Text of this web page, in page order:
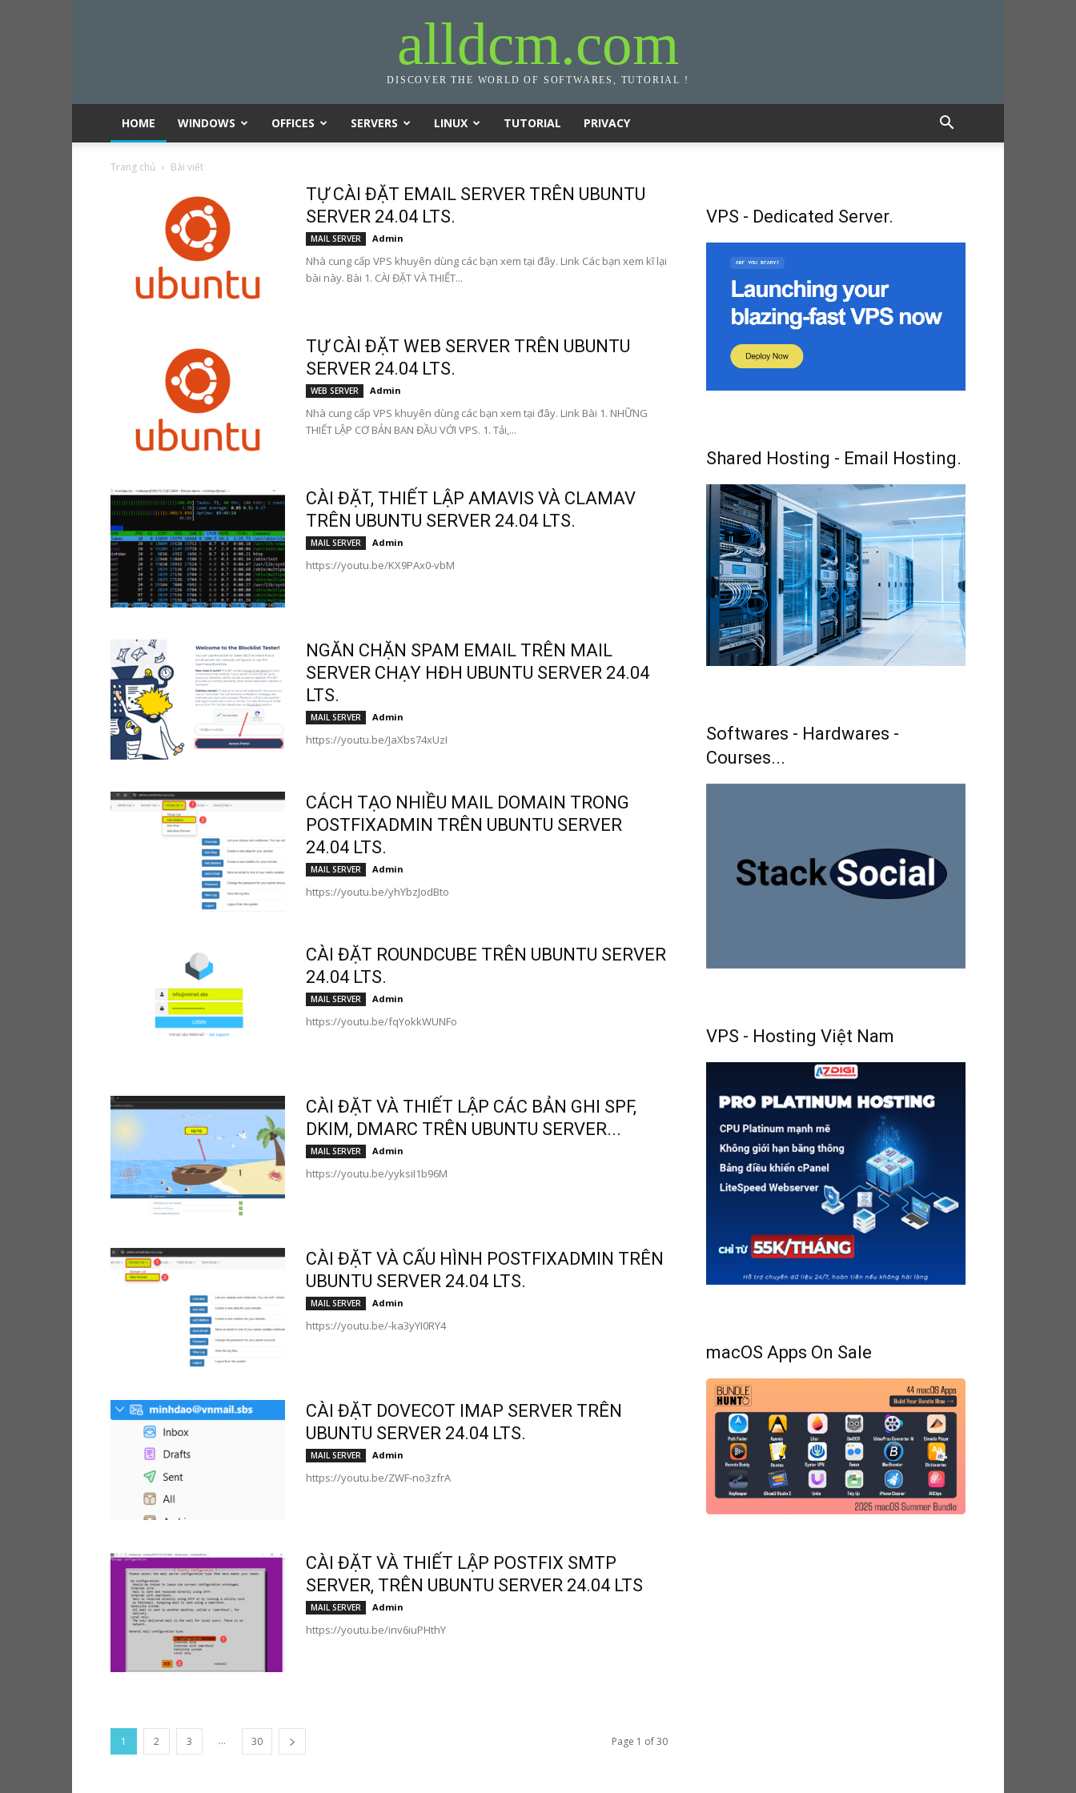
alldcm.com
DISCOVER THE WORLD OF SOFTWARES, TUTORIAL !
HOME WINDOWS OFFICES SERVERS LINUX TUTORIAL PRIVACY
Trang chủ Bài viết
TỰ CÀI ĐẶT EMAIL SERVER TRÊN UBUNTU
SERVER 24.04 LTS.
MAIL SERVER Admin
Nhà cung cấp VPS khuyên dùng các bạn xem tại đây. Link Các bạn xem kĩ lại
bài này. Bài 1. CÀI ĐẶT VÀ THIẾT...
TỰ CÀI ĐẶT WEB SERVER TRÊN UBUNTU
SERVER 24.04 LTS.
WEB SERVER Admin
Nhà cung cấp VPS khuyên dùng các bạn xem tại đây. Link Bài 1. NHỮNG
THIẾT LẬP CƠ BẢN BAN ĐẦU VỚI VPS. 1. Tải,...
CÀI ĐẶT, THIẾT LẬP AMAVIS VÀ CLAMAV
TRÊN UBUNTU SERVER 24.04 LTS.
MAIL SERVER Admin
https://youtu.be/KX9PAx0-vbM
NGĂN CHẶN SPAM EMAIL TRÊN MAIL
SERVER CHẠY HĐH UBUNTU SERVER 24.04
LTS.
MAIL SERVER Admin
https://youtu.be/JaXbs74xUzI
CÁCH TẠO NHIỀU MAIL DOMAIN TRONG
POSTFIXADMIN TRÊN UBUNTU SERVER
24.04 LTS.
MAIL SERVER Admin
https://youtu.be/yhYbzJodBto
CÀI ĐẶT ROUNDCUBE TRÊN UBUNTU SERVER
24.04 LTS.
MAIL SERVER Admin
https://youtu.be/fqYokkWUNFo
CÀI ĐẶT VÀ THIẾT LẬP CÁC BẢN GHI SPF,
DKIM, DMARC TRÊN UBUNTU SERVER...
MAIL SERVER Admin
https://youtu.be/yyksiI1b96M
CÀI ĐẶT VÀ CẤU HÌNH POSTFIXADMIN TRÊN
UBUNTU SERVER 24.04 LTS.
MAIL SERVER Admin
https://youtu.be/-ka3yYI0RY4
CÀI ĐẶT DOVECOT IMAP SERVER TRÊN
UBUNTU SERVER 24.04 LTS.
MAIL SERVER Admin
https://youtu.be/ZWF-no3zfrA
CÀI ĐẶT VÀ THIẾT LẬP POSTFIX SMTP
SERVER, TRÊN UBUNTU SERVER 24.04 LTS
MAIL SERVER Admin
https://youtu.be/inv6iuPHthY
1 2 3 ... 30 Page 1 of 30
VPS - Dedicated Server.
Shared Hosting - Email Hosting.
Softwares - Hardwares -
Courses...
VPS - Hosting Việt Nam
macOS Apps On Sale